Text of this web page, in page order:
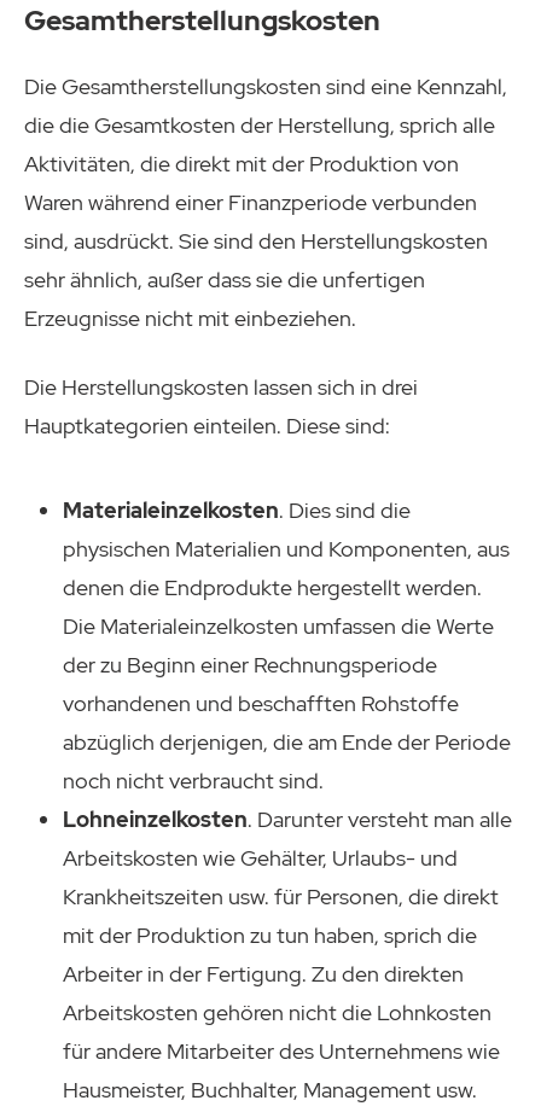
Gesamtherstellungskosten
Die Gesamtherstellungskosten sind eine Kennzahl,
die die Gesamtkosten der Herstellung, sprich alle
Aktivitäten, die direkt mit der Produktion von
Waren während einer Finanzperiode verbunden
sind, ausdrückt. Sie sind den Herstellungskosten
sehr ähnlich, außer dass sie die unfertigen
Erzeugnisse nicht mit einbeziehen.
Die Herstellungskosten lassen sich in drei
Hauptkategorien einteilen. Diese sind:
Materialeinzelkosten. Dies sind die
physischen Materialien und Komponenten, aus
denen die Endprodukte hergestellt werden.
Die Materialeinzelkosten umfassen die Werte
der zu Beginn einer Rechnungsperiode
vorhandenen und beschafften Rohstoffe
abzüglich derjenigen, die am Ende der Periode
noch nicht verbraucht sind.
Lohneinzelkosten. Darunter versteht man alle
Arbeitskosten wie Gehälter, Urlaubs- und
Krankheitszeiten usw. für Personen, die direkt
mit der Produktion zu tun haben, sprich die
Arbeiter in der Fertigung. Zu den direkten
Arbeitskosten gehören nicht die Lohnkosten
für andere Mitarbeiter des Unternehmens wie
Hausmeister, Buchhalter, Management usw.